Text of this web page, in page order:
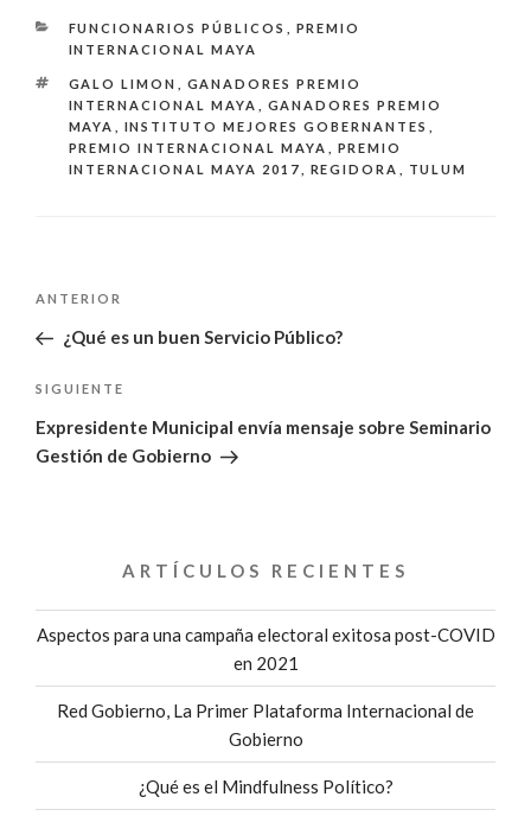
CATEGORÍAS
FUNCIONARIOS PÚBLICOS
PREMIO
INTERNACIONAL MAYA
ETIQUETAS
GALO LIMON
GANADORES PREMIO
INTERNACIONAL MAYA
GANADORES PREMIO
MAYA
INSTITUTO MEJORES GOBERNANTES
PREMIO INTERNACIONAL MAYA
PREMIO
INTERNACIONAL MAYA 2017
REGIDORA TULUM
entradas
Entrada
anterior:
ANTERIOR
¿Qué es un buen Servicio Público?
Siguiente
entrada
SIGUIENTE
Expresidente Municipal envía mensaje sobre Seminario
Gestión de Gobierno
ARTÍCULOS RECIENTES
Aspectos para una campaña electoral exitosa post-COVID
en 2021
Red Gobierno, La Primer Plataforma Internacional de
Gobierno
¿Qué es el Mindfulness Político?